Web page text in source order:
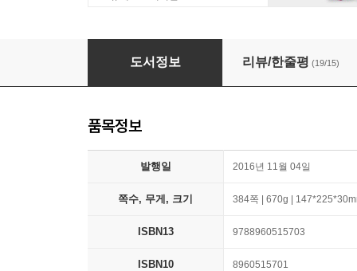
라이프 트렌드 2017
도서정보 리뷰/한줄평 (19/15)
품목정보
발행일 2016년 11월 04일
쪽수, 무게, 크기 384쪽 | 670g |
ISBN13 9788960515703
ISBN10 8960515701